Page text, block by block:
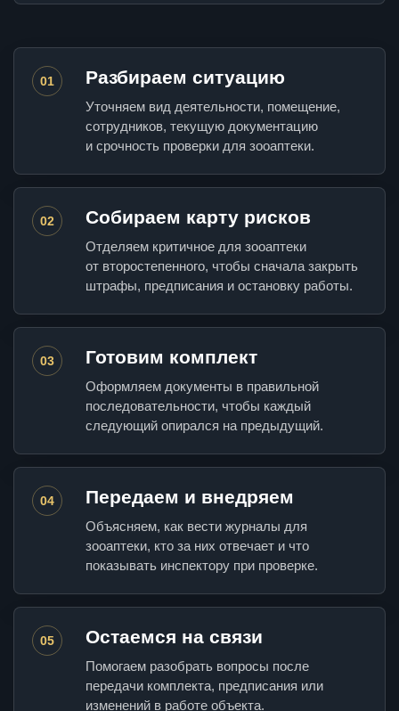
01 Разбираем ситуацию
Уточняем вид деятельности, помещение,
сотрудников, текущую документацию
и срочность проверки для зооаптеки.
02 Собираем карту рисков
Отделяем критичное для зооаптеки
от второстепенного, чтобы сначала закрыть
штрафы, предписания и остановку работы.
03 Готовим комплект
Оформляем документы в правильной
последовательности, чтобы каждый
следующий опирался на предыдущий.
04 Передаем и внедряем
Объясняем, как вести журналы для
зооаптеки, кто за них отвечает и что
показывать инспектору при проверке.
05 Остаемся на связи
Помогаем разобрать вопросы после
передачи комплекта, предписания или
изменений в работе объекта.